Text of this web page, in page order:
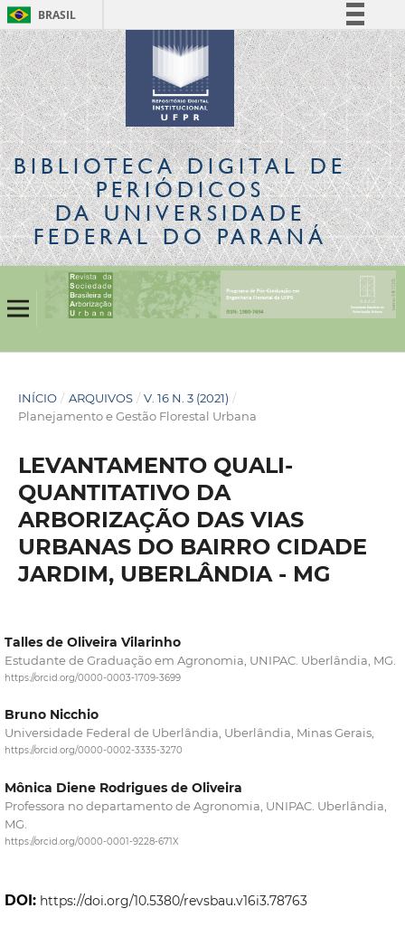
BRASIL
Simplifique!
Comunica BR
Participe
Acesso à informação
Legislação
Canais
BIBLIOTECA DIGITALDE
PERIÓDICOS
DA UNIVERSIDADE
FEDERAL DO PARANÁ
INÍCIO / ARQUIVOS / V. 16 N. 3 (2021) /
Planejamento e Gestão Florestal Urbana
LEVANTAMENTO QUALI-
QUANTITATIVO DA
ARBORIZAÇÃO DAS VIAS
URBANAS DO BAIRRO CIDADE
JARDIM, UBERLÂNDIA - MG
Talles de Oliveira Vilarinho
Estudante de Graduação em Agronomia, UNIPAC. Uberlândia, MG.
https://orcid.org/0000-0003-1709-3699
Bruno Nicchio
Universidade Federal de Uberlândia, Uberlândia, Minas Gerais,
https://orcid.org/0000-0002-3335-3270
Mônica Diene Rodrigues de Oliveira
Professora no departamento de Agronomia, UNIPAC. Uberlândia,
MG.
https://orcid.org/0000-0001-9228-671X
DOI: https://doi.org/10.5380/revsbau.v16i3.78763